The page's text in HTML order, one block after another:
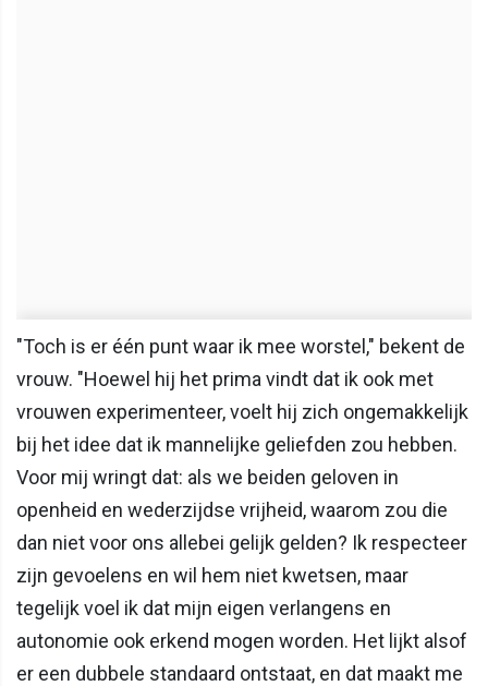
"Toch is er één punt waar ik mee worstel," bekent de
vrouw. "Hoewel hij het prima vindt dat ik ook met
vrouwen experimenteer, voelt hij zich ongemakkelijk
bij het idee dat ik mannelijke geliefden zou hebben.
Voor mij wringt dat: als we beiden geloven in
openheid en wederzijdse vrijheid, waarom zou die
dan niet voor ons allebei gelijk gelden? Ik respecteer
zijn gevoelens en wil hem niet kwetsen, maar
tegelijk voel ik dat mijn eigen verlangens en
autonomie ook erkend mogen worden. Het lijkt alsof
er een dubbele standaard ontstaat, en dat maakt me